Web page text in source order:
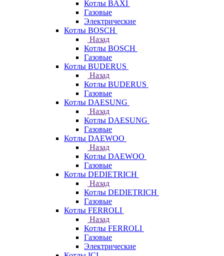
Котлы BAXI
Газовые
Электрические
Котлы BOSCH
Назад
Котлы BOSCH
Газовые
Котлы BUDERUS
Назад
Котлы BUDERUS
Газовые
Котлы DAESUNG
Назад
Котлы DAESUNG
Газовые
Котлы DAEWOO
Назад
Котлы DAEWOO
Газовые
Котлы DEDIETRICH
Назад
Котлы DEDIETRICH
Газовые
Котлы FERROLI
Назад
Котлы FERROLI
Газовые
Электрические